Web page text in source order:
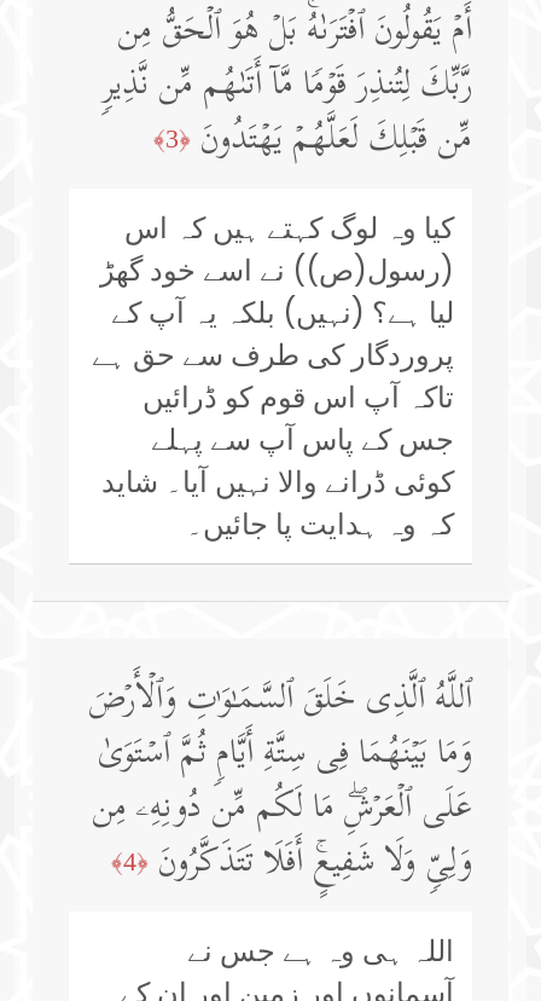
أَمۡ یَقُولُونَ ٱفۡتَرَىٰهُۚ بَلۡ هُوَ ٱلۡحَقُّ مِن
رَّبِّكَ لِتُنذِرَ قَوۡمࣰا مَّاۤ أَتَىٰهُم مِّن نَّذِیرࣲ
مِّن قَبۡلِكَ لَعَلَّهُمۡ یَهۡتَدُونَ ﴿3﴾
کیا وہ لوگ کہتے ہیں کہ اس
(رسول(ص)) نے اسے خود گھڑ
لیا ہے؟ (نہیں) بلکہ یہ آپ کے
پروردگار کی طرف سے حق ہے
تاکہ آپ اس قوم کو ڈرائیں
جس کے پاس آپ سے پہلے
کوئی ڈرانے والا نہیں آیا۔ شاید
کہ وہ ہدایت پا جائیں۔
ٱللَّهُ ٱلَّذِی خَلَقَ ٱلسَّمَـٰوَ ٰ⁠تِ وَٱلۡأَرۡضَ
وَمَا بَیۡنَهُمَا فِی سِتَّةِ أَیَّامࣲ ثُمَّ ٱسۡتَوَىٰ
عَلَى ٱلۡعَرۡشِۖ مَا لَكُم مِّن دُونِهِۦ مِن
وَلِیࣲّ وَلَا شَفِیعٍۚ أَفَلَا تَتَذَكَّرُونَ ﴿4﴾
اللہ ہی وہ ہے جس نے
آسمانوں اور زمین اور ان کے